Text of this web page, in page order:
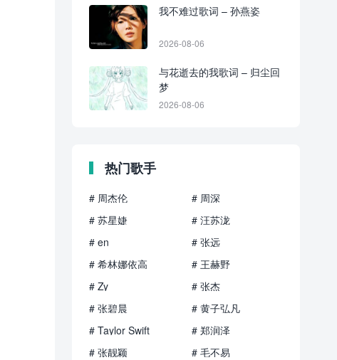
我不难过歌词 – 孙燕姿
2026-08-06
与花逝去的我歌词 – 归尘回
梦
2026-08-06
热门歌手
# 周杰伦
# 周深
# 苏星婕
# 汪苏泷
# en
# 张远
# 希林娜依高
# 王赫野
# Zy
# 张杰
# 张碧晨
# 黄子弘凡
# Taylor Swift
# 郑润泽
# 张靓颖
# 毛不易